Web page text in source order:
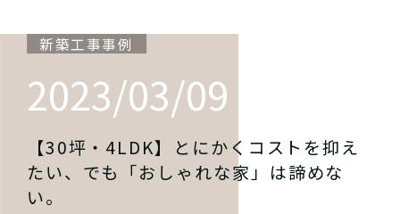
新築工事事例
2023/03/09
【30坪・4LDK】とにかくコストを抑え
たい、でも「おしゃれな家」は諦めな
い。